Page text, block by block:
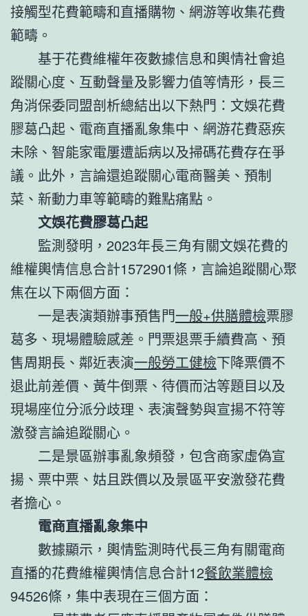
接觸型花費範疇和直播購物、網游等收集花費
範疇。
基于花費維權年夜數據信息和輿情社會追
蹤關心度、互動聲量及影響力值等情形，長三
角消保委同盟剖析總結出以下熱門：文娛花費
膠葛凸起、電商直播亂象集中、網游花費惡疾
未除、智能家電屢遭詬病以及掃碼花費存在爭
議。此外，言論還追蹤關心電商醫美、預制
菜、新動力車等範疇的難點痛點。
文娛花費膠葛凸起
監測發明，2023年長三角有關文娛花費的
維權輿情信息合計1572901條，言論追蹤關心聚
焦在以下兩個方面：
一是表演類辦事預售門一般+供膳體檢票膠
葛多、現場體驗感差。門票退票手續費高、預
售周期長、鄰近表演一般勞工健檢下降票價不
退此前差價、黃牛倒票、待價而沽等題目以及
現場座位分派分歧理、表演聲勢與宣揚不符等
激發言論追蹤關心。
二是景區辦事亂象頻發，包含商家虛偽宣
揚、票中票、姑且跌價以及景區平安激發花費
者擔心。
電商直播亂象集中
數據顯示，輿情監測時代長三角有關電商
直播的花費維權輿情信息合計12餐飲業體檢
94526條，集中表現在三個方面：